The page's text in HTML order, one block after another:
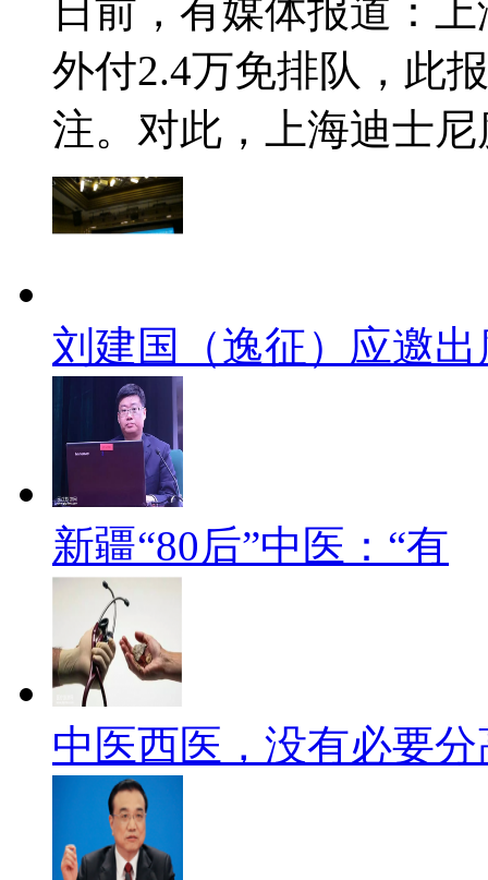
日前，有媒体报道：
外付2.4万免排队，此
注。对此，上海迪士
刘建国（逸征）应邀出
新疆“80后”中医：“有
中医西医，没有必要分